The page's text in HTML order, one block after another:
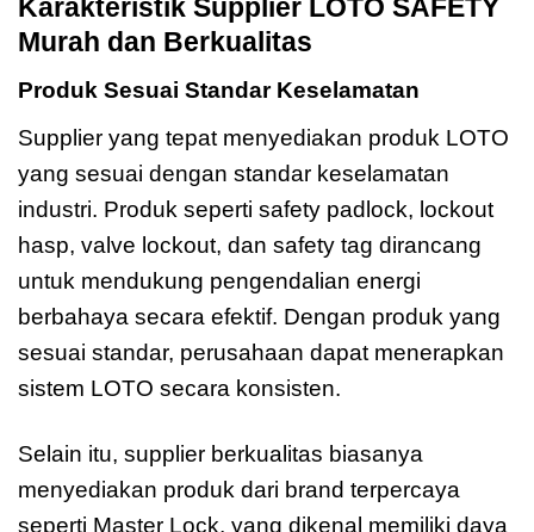
Karakteristik Supplier LOTO SAFETY
Murah dan Berkualitas
Produk Sesuai Standar Keselamatan
Supplier yang tepat menyediakan produk LOTO
yang sesuai dengan standar keselamatan
industri. Produk seperti safety padlock, lockout
hasp, valve lockout, dan safety tag dirancang
untuk mendukung pengendalian energi
berbahaya secara efektif. Dengan produk yang
sesuai standar, perusahaan dapat menerapkan
sistem LOTO secara konsisten.
Selain itu, supplier berkualitas biasanya
menyediakan produk dari brand terpercaya
seperti Master Lock, yang dikenal memiliki daya